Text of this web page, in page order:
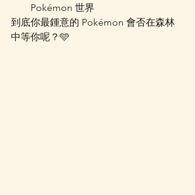
Pokémon 世界
到底你最鍾意的 Pokémon 會否在森林
中等你呢？🩵